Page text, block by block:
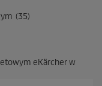
(35)
eKärcher w